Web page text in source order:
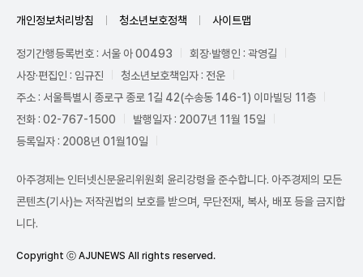
개인정보처리방침 청소년보호정책 사이트맵
정기간행등록번호 : 서울 아 00493
회장·발행인 : 곽영길
사장·편집인 : 임규진
청소년보호책임자 : 전운
주소 : 서울특별시 종로구 종로 1길 42(수송동 146-1) 이마빌딩 11층
전화 : 02-767-1500
발행일자 : 2007년 11월 15일
등록일자 : 2008년 01월10일
아주경제는 인터넷신문윤리위원회 윤리강령을 준수합니다. 아주경제의 모든
콘텐츠(기사)는 저작권법의 보호를 받으며, 무단전재, 복사, 배포 등을 금지합
니다.
Copyright ⓒ AJUNEWS All rights reserved.